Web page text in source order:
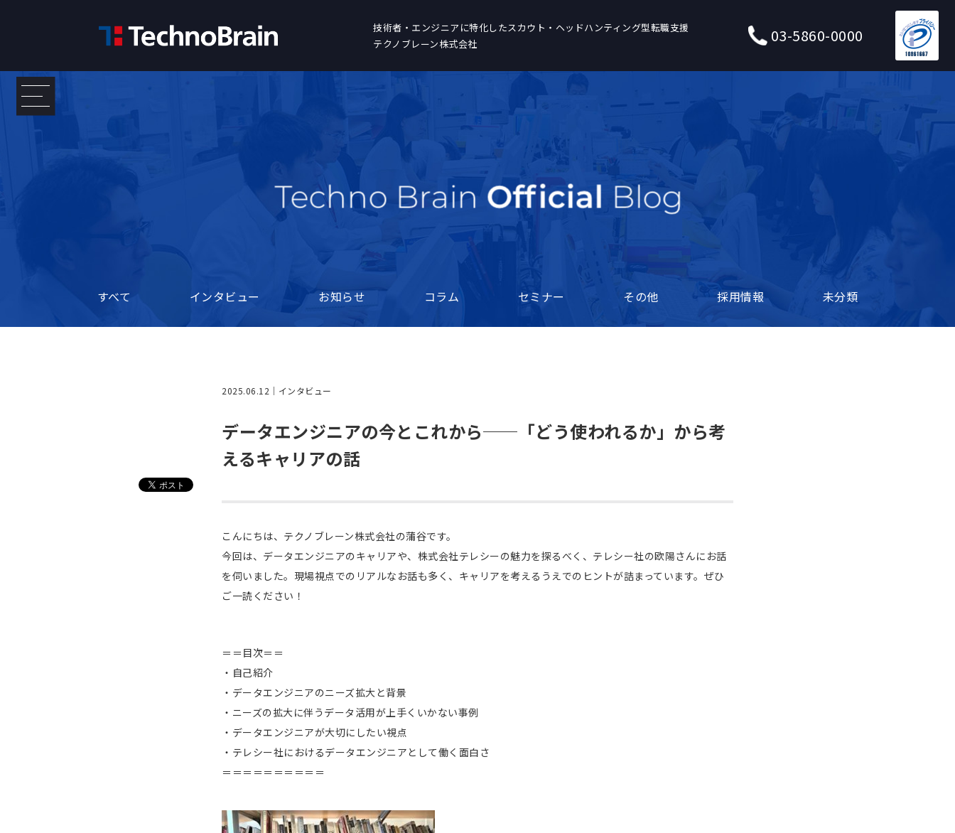
技術者・エンジニアに特化したスカウト・ヘッドハンティング型転職支援
テクノブレーン株式会社
03-5860-0000
すべて インタビュー お知らせ コラム セミナー その他 採用情報 未分類
2025.06.12 インタビュー
データエンジニアの今とこれから──「どう使われるか」から考
えるキャリアの話
こんにちは、テクノブレーン株式会社の蒲谷です。
今回は、データエンジニアのキャリアや、株式会社テレシーの魅力を探るべく、テレシー社の欧陽さんにお話
を伺いました。現場視点でのリアルなお話も多く、キャリアを考えるうえでのヒントが詰まっています。ぜひ
ご一読ください！
＝＝目次＝＝
・自己紹介
・データエンジニアのニーズ拡大と背景
・ニーズの拡大に伴うデータ活用が上手くいかない事例
・データエンジニアが大切にしたい視点
・テレシー社におけるデータエンジニアとして働く面白さ
＝＝＝＝＝＝＝＝＝＝